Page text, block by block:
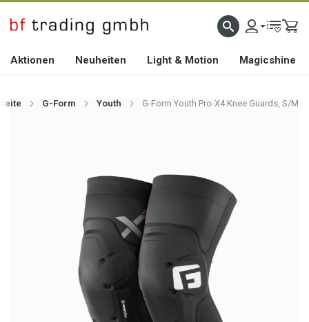
HOCHWERTIGES BIKEZUBEHÖR SEIT 2010
Aktionen Neuheiten Light & Motion Magicshine
G-Form Youth G-Form Youth Pro-X4 Knee Guards, S/M